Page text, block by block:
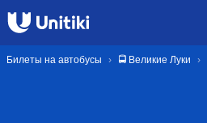
Билеты на автобусы 🚍 Великие Луки